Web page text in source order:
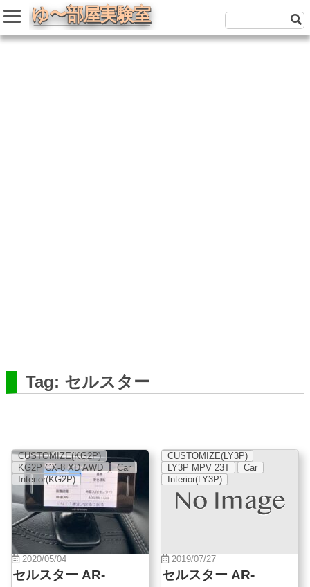
Tag: セルスター
CUSTOMIZE(KG2P)
KG2P CX-8 XD AWD
Car
Interior(KG2P)
2020/05/04
セルスター AR-
CUSTOMIZE(LY3P)
LY3P MPV 23T
Car
Interior(LY3P)
2019/07/27
セルスター AR-